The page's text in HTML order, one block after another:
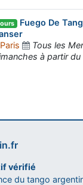
Fuego De
Paris
Tous les
à partir
vérifié
du tango